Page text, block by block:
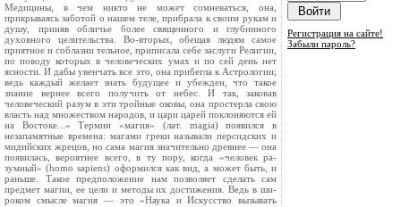
Медицины, в чем никто не может сомневаться, она,
прикрываясь забо­той о нашем теле, прибрала к своим рукам и
душу, приняв обличье более священного и глубинного
духовного целительства. Во-вторых, обещая людям самое
приятное и соблазни­ тельное, приписала себе заслуги Религии,
по поводу кото­рых в человеческих умах и по сей день нет
ясности. И дабы увенчать все это, она прибегла к Астрологии;
ведь каждый желает знать будущее и убежден, что такое
знание вернее всего получить от небес. И так, заковав
человеческий разум в эти тройные оковы, она простерла свою
власть над множе­ством народов, и цари царей поклоняются ей
на Востоке...» Термин «магия» (лат. magia) появился в
незапамятные времена: магами греки называли персидских и
мидийских жрецов, но сама магия значительно древнее — она
появилась, вероятнее всего, в ту пору, когда «человек ра­
зумный» (homo sapiens) оформился как вид, а может быть, и
раньше. Такое предположение нам позволяет сделать сам
предмет магии, ее цели и методы их достижения. Ведь в ши­
роком смысле магия — это «Наука и Искусство вызывать
Регистрация на сайте!
Забыли пароль?